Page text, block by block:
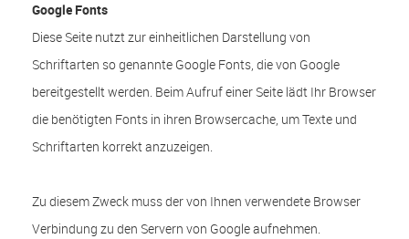
Google Fonts
Diese Seite nutzt zur einheitlichen Darstellung von
Schriftarten so genannte Google Fonts, die von Google
bereitgestellt werden. Beim Aufruf einer Seite lädt Ihr Browser
die benötigten Fonts in ihren Browsercache, um Texte und
Schriftarten korrekt anzuzeigen.
Zu diesem Zweck muss der von Ihnen verwendete Browser
Verbindung zu den Servern von Google aufnehmen.